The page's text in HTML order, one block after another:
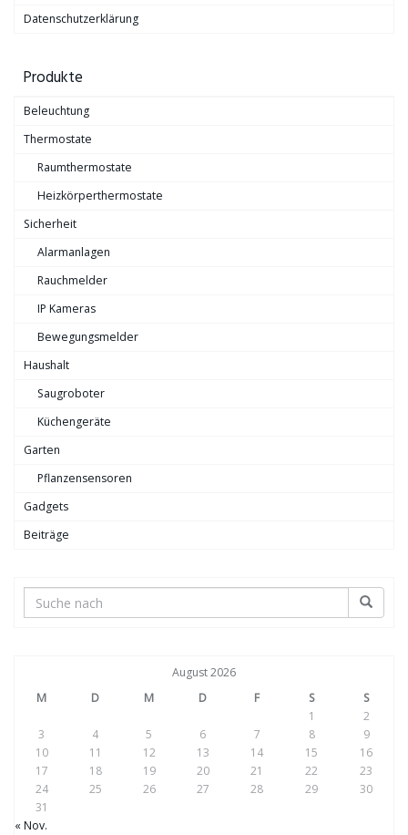
Datenschutzerklärung
Produkte
Beleuchtung
Thermostate
Raumthermostate
Heizkörperthermostate
Sicherheit
Alarmanlagen
Rauchmelder
IP Kameras
Bewegungsmelder
Haushalt
Saugroboter
Küchengeräte
Garten
Pflanzensensoren
Gadgets
Beiträge
August 2026
M
D M D F S
S
1
2
3
4 5 6 7 8
9
10
11 12 13 14 15
16
17
18 19 20 21 22
23
24
25 26 27 28 29
30
31
« Nov.